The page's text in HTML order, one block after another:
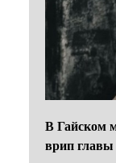
В Гайском
врип главы